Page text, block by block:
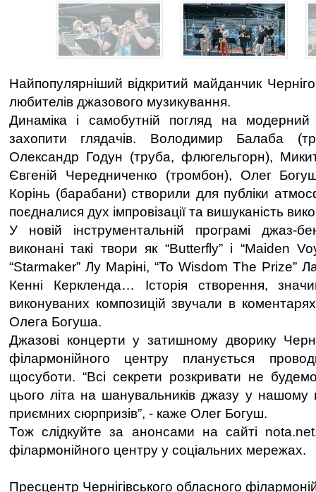
Найпопулярніший відкритий майданчик
любителів джазового музикування.
Динаміка і самобутній погляд на
захопити глядачів. Володимир Балаба
Олександр Годун (труба, флюгельгорн),
Євгеній Чередниченко (тромбон), Олег
Корінь (барабани) створили для публіки
поєдналися дух імпровізації та вишуканість
У новій інструментальній програмі джаз-
виконані такі твори як “Butterfly” і “Maiden
“Starmaker” Лу Маріні, “To Wisdom The Prize”
Кенні Керкленда… Історія створення,
виконуваних композицій звучали в коментарях
Олега Богуша.
Джазові концерти у затишному дворику
філармонійного центру планується
щосуботи. “Всі секрети розкривати не
цього літа на шанувальників джазу у нашому
приємних сюрпризів”, - каже Олег Богуш.
Тож слідкуйте за анонсами на сайті
філармонійного центру у соціальних мережах.
Пресцентр Чернігівського обласного